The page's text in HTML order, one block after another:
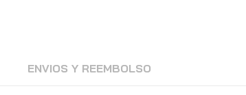
ENVIOS Y REEMBOLSO